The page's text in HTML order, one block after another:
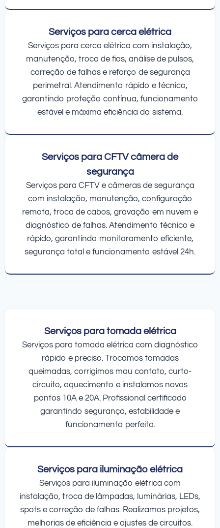
Serviços para cerca elétrica
Serviços para cerca elétrica com instalação,
manutenção, troca de fios, análise de pulsos,
correção de falhas e reforço de segurança
perimetral. Atendimento rápido e técnico,
garantindo proteção contínua, funcionamento
estável e máxima eficiência do sistema.
Serviços para CFTV câmera de
segurança
Serviços para CFTV e câmeras de segurança
com instalação, manutenção, configuração
remota, troca de cabos, gravação em nuvem e
diagnóstico de falhas. Atendimento técnico e
rápido, garantindo monitoramento eficiente,
segurança total e funcionamento estável 24h.
Serviços para tomada elétrica
Serviços para tomada elétrica com diagnóstico
rápido e preciso. Trocamos tomadas
queimadas, corrigimos mau contato, curto-
circuito, aquecimento e instalamos novos
pontos 10A e 20A. Profissional certificado
garantindo segurança, estabilidade e
funcionamento perfeito.
Serviços para iluminação elétrica
Serviços para iluminação elétrica com
instalação, troca de lâmpadas, luminárias, LEDs,
spots e correção de falhas. Realizamos projetos,
melhorias de eficiência e ajustes de circuitos.